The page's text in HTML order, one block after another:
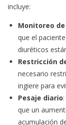
incluye:
Monitoreo
que el
diuréticos
Restricción
necesario
ingiere para
Pesaje diario
que un
acumulación